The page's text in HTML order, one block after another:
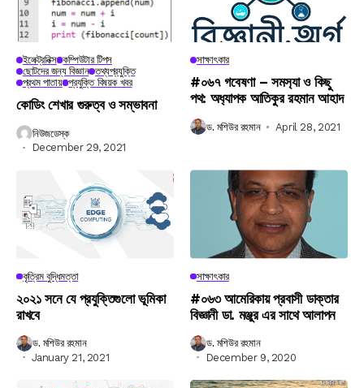
ইলেক্ট্রনিক্স কম্পিউটার টিপস
ছোটদের জন্য বিজ্ঞান তথ্যপ্রযুক্তি
প্রথম পাতায় প্রযুক্তি বিষয়ক খবর
কোডিং শেখার গুরুত্ব ও সম্ভাবনা
নিউজডেস্ক
December 29, 2021
সাক্ষাৎকার
#০৬৭ গবেষণা – সমস‍্যা ও কিছু
পথ: অধ‍্যাপক আতিকুর রহমান আহাদ
ড. মশিউর রহমান April 28, 2021
কৃত্রিম বুদ্ধিমত্তা
২০২১ সনে যে প্রযুক্তিগুলো ভূমিকা
রাখবে
ড. মশিউর রহমান
January 21, 2021
সাক্ষাৎকার
#০৬৩ আমেরিকায় প্রবাসী ডাক্তার
বিজ্ঞানী ডা. মঞ্জুর এর সাথে আলাপন
ড. মশিউর রহমান
December 9, 2020